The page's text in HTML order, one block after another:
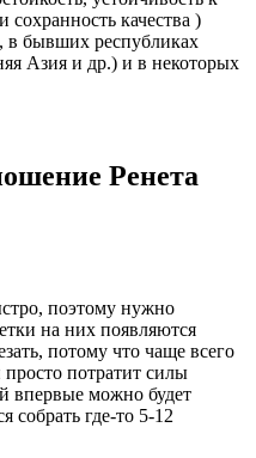
качества )
в бывших республиках
Азия и др.) и в некоторых
Ренета
поэтому нужно
на них появляются
потому что чаще всего
потратит силы
впервые можно будет
собрать где-то 5-12